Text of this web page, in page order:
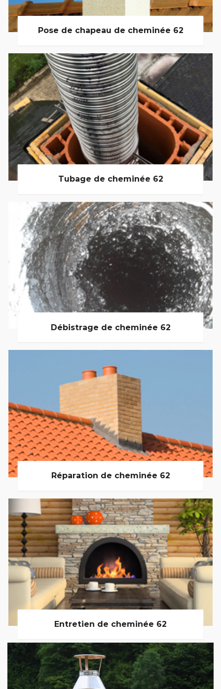
Pose de chapeau de cheminée 62
Tubage de cheminée 62
Débistrage de cheminée 62
Réparation de cheminée 62
Entretien de cheminée 62